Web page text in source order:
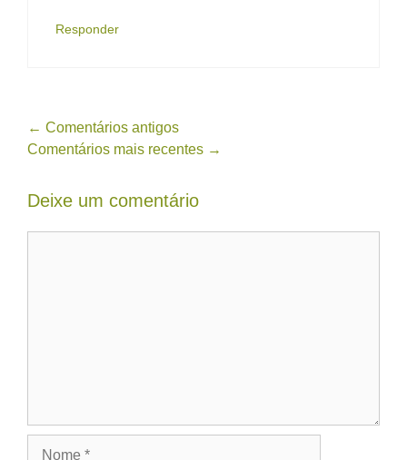
Responder
Navegação
de
← Comentários antigos
Comentários mais recentes →
Deixe um comentário